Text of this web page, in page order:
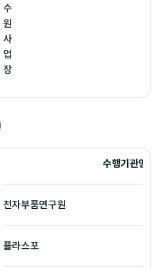
수
원
사
업
장
수행기관명
전자부품연구원
플라스포